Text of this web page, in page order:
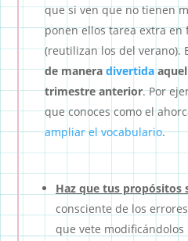
que si ven que no tienen
ponen ellos tarea extra
(reutilizan los del verano).
de maneradivertida
trimestre anterior. Por
que conoces como el
ampliar el vocabulario.
Haz que tus propósitos
consciente de los
que vete